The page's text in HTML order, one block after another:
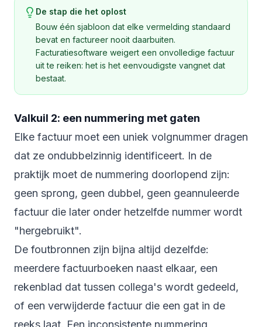
De stap die het oplost
Bouw één sjabloon dat elke vermelding standaard
bevat en factureer nooit daarbuiten.
Facturatiesoftware weigert een onvolledige factuur
uit te reiken: het is het eenvoudigste vangnet dat
bestaat.
Valkuil 2: een nummering met gaten
Elke factuur moet een uniek volgnummer dragen
dat ze ondubbelzinnig identificeert. In de
praktijk moet de nummering doorlopend zijn:
geen sprong, geen dubbel, geen geannuleerde
factuur die later onder hetzelfde nummer wordt
"hergebruikt".
De foutbronnen zijn bijna altijd dezelfde:
meerdere factuurboeken naast elkaar, een
rekenblad dat tussen collega's wordt gedeeld,
of een verwijderde factuur die een gat in de
reeks laat. Een inconsistente nummering